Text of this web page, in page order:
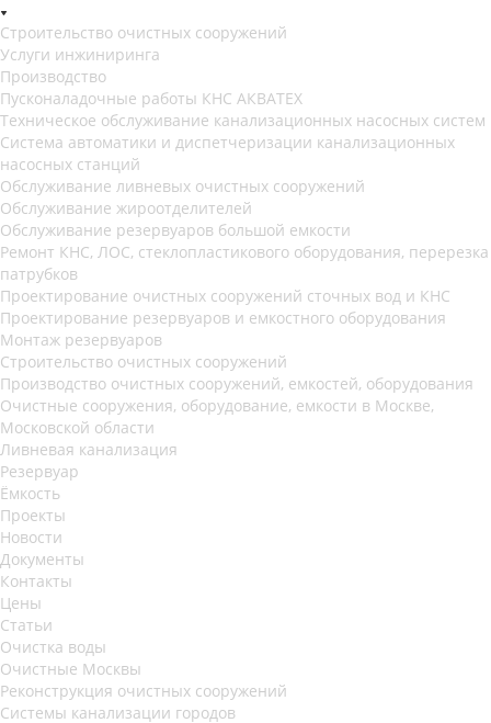
Строительство очистных сооружений
Услуги инжиниринга
Производство
Пусконаладочные работы КНС АКВАТЕХ
Техническое обслуживание канализационных насосных систем
Система автоматики и диспетчеризации канализационных
насосных станций
Обслуживание ливневых очистных сооружений
Обслуживание жироотделителей
Обслуживание резервуаров большой емкости
Ремонт КНС, ЛОС, стеклопластикового оборудования, перерезка
патрубков
Проектирование очистных сооружений сточных вод и КНС
Проектирование резервуаров и емкостного оборудования
Монтаж резервуаров
Строительство очистных сооружений
Производство очистных сооружений, емкостей, оборудования
Очистные сооружения, оборудование, емкости в Москве,
Московской области
Ливневая канализация
Резервуар
Ёмкость
Проекты
Новости
Документы
Контакты
Цены
Статьи
Очистка воды
Очистные Москвы
Реконструкция очистных сооружений
Системы канализации городов